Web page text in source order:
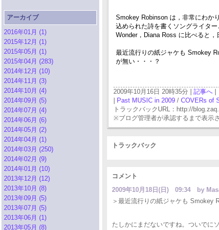
アーカイブ
2016年01月 (1)
2015年12月 (1)
2015年05月 (1)
2015年04月 (283)
2014年12月 (10)
2014年11月 (3)
2014年10月 (4)
2014年09月 (5)
2014年07月 (4)
2014年06月 (6)
2014年05月 (2)
2014年04月 (1)
2014年03月 (250)
2014年02月 (9)
2014年01月 (10)
2013年12月 (12)
2013年10月 (8)
2013年09月 (5)
2013年07月 (5)
2013年06月 (1)
2013年05月 (8)
Smokey Robinson は，非常にわか
込められた詩を書くソングライタ
Wonder，Diana Ross に比べると
最近流行りの紙ジャケも Smokey
が無い・・・？
2009年10月16日 20時35分 | 記事へ
Past MUSIC in 2009 / COVERs of
トラックバックURL：http://
※ブログ管理者が承認するまで表示
トラックバック
コメント
2009年10月18日(日) 09:34 by
＞最近流行りの紙ジャケも Smokey
たしかにまだないですね。ついでに